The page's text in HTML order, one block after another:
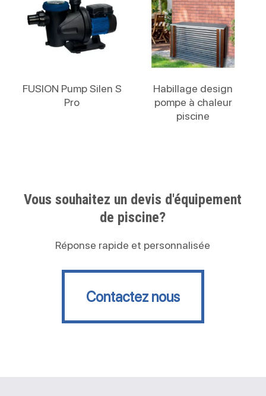
FUSION Pump Silen S
Pro
Habillage design
pompe à chaleur
piscine
Vous souhaitez un devis d'équipement
de piscine?
Réponse rapide et personnalisée
Contactez nous
Contactez nous